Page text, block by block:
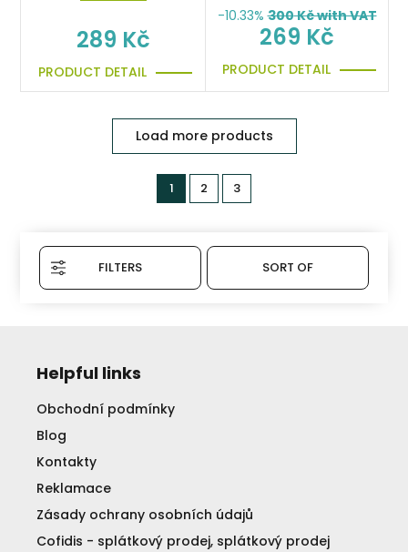
289 Kč
PRODUCT DETAIL
-10.33% 300Kč with VAT
269 Kč
PRODUCT DETAIL
Load more products
1 2 3
FILTERS SORT OF
Helpful links
Obchodní podmínky
Blog
Kontakty
Reklamace
Zásady ochrany osobních údajů
Cofidis - splátkový prodej, splátkový prodej